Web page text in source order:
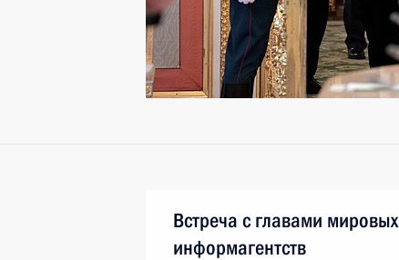
Встреча с главами мировых
информагентств